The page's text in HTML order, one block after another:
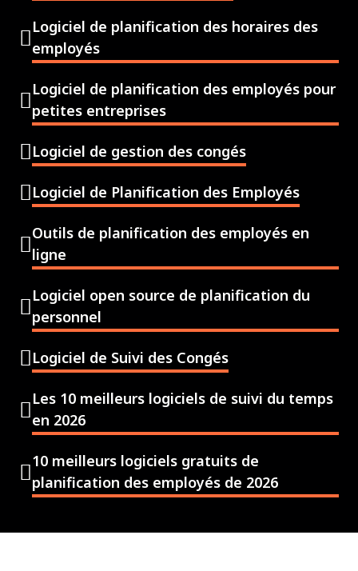
Logiciel de planification des horaires des
employés
Logiciel de planification des employés pour
petites entreprises
Logiciel de gestion des congés
Logiciel de Planification des Employés
Outils de planification des employés en
ligne
Logiciel open source de planification du
personnel
Logiciel de Suivi des Congés
Les 10 meilleurs logiciels de suivi du temps
en 2026
10 meilleurs logiciels gratuits de
planification des employés de 2026